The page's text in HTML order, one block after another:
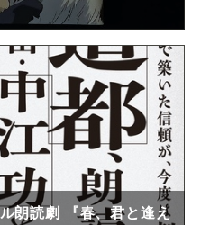
朗読劇 『春、君と逢え